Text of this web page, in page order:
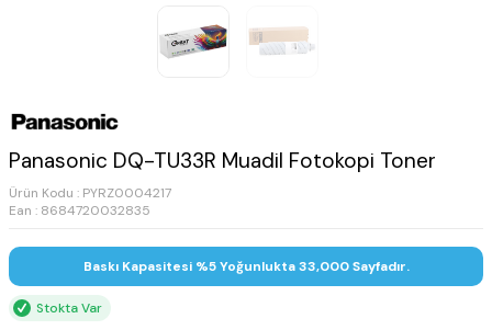
Panasonic DQ-TU33R Muadil Fotokopi Toner
Ürün Kodu : PYRZ0004217
Ean : 8684720032835
Baskı Kapasitesi %5 Yoğunlukta 33,000 Sayfadır.
Stokta Var